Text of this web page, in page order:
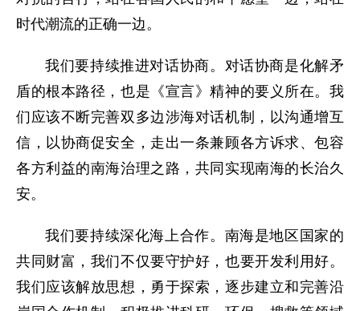
时代潮流的正确一边。
我们要持续推进对话协商。对话协商是化解矛
盾的根本路径，也是《宣言》精神的要义所在。我
们应该不断完善双多边涉海对话机制，以沟通增互
信，以协商促安全，走出一条兼顾各方诉求、包容
各方利益的南海治理之路，共同实现南海的长治久
安。
我们要持续深化海上合作。南海是地区国家的
共同财富，我们不仅要守护好，也要开发利用好。
我们应该解放思想，勇于探索，逐步建立和完善沿